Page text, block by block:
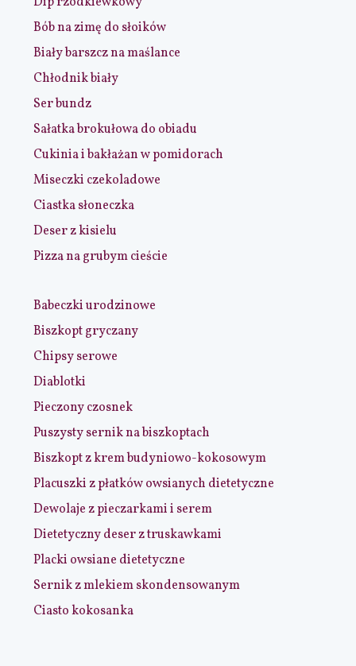
Bób na zimę do słoików
Biały barszcz na maślance
Chłodnik biały
Ser bundz
Sałatka brokułowa do obiadu
Cukinia i bakłażan w pomidorach
Miseczki czekoladowe
Ciastka słoneczka
Deser z kisielu
Pizza na grubym cieście
Babeczki urodzinowe
Biszkopt gryczany
Chipsy serowe
Diablotki
Pieczony czosnek
Puszysty sernik na biszkoptach
Biszkopt z krem budyniowo-kokosowym
Placuszki z płatków owsianych dietetyczne
Dewolaje z pieczarkami i serem
Dietetyczny deser z truskawkami
Placki owsiane dietetyczne
Sernik z mlekiem skondensowanym
Ciasto kokosanka